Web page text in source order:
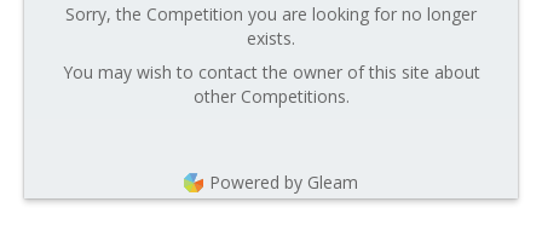
Sorry, the Competition you are looking for no longer
exists.
You may wish to contact the owner of this site about
other Competitions.
Powered by Gleam